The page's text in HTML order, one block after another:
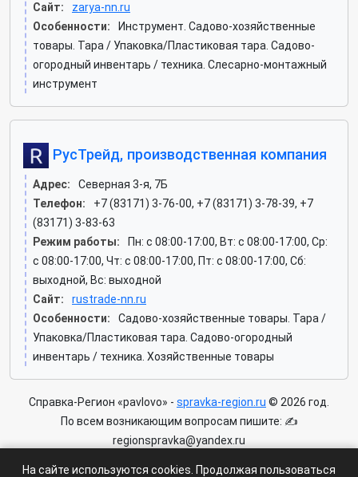
Сайт:
zarya-nn.ru
Особенности:
Инструмент. Садово-хозяйственные
товары. Тара / Упаковка/Пластиковая тара. Садово-
огородный инвентарь / техника. Слесарно-монтажный
инструмент
РусТрейд, производственная компания
Адрес:
Северная 3-я, 7Б
Телефон:
+7 (83171) 3-76-00, +7 (83171) 3-78-39, +7
(83171) 3-83-63
Режим работы:
Пн: c 08:00-17:00, Вт: c 08:00-17:00, Ср:
c 08:00-17:00, Чт: c 08:00-17:00, Пт: c 08:00-17:00, Сб:
выходной, Вс: выходной
Сайт:
rustrade-nn.ru
Особенности:
Садово-хозяйственные товары. Тара /
Упаковка/Пластиковая тара. Садово-огородный
инвентарь / техника. Хозяйственные товары
Справка-Регион «pavlovo» - spravka-region.ru © 2026 год.
По всем возникающим вопросам пишите: ✍
regionspravka@yandex.ru
На сайте используются cookies. Продолжая пользоваться